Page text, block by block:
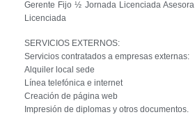
Gerente Fijo ½ Jornada Licenciada
Licenciada
SERVICIOS EXTERNOS:
Servicios contratados a empresas externas:
Alquiler local sede
Línea telefónica e internet
Creación de página web
Impresión de diplomas y otros documentos.